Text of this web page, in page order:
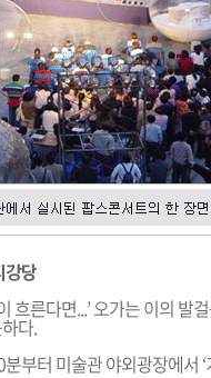
강당
흐른다면...’ 오가는 이의 발
다.
부터 미술관 야외광장에서